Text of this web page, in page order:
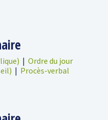
| Ordre du jour
| Procès-verbal